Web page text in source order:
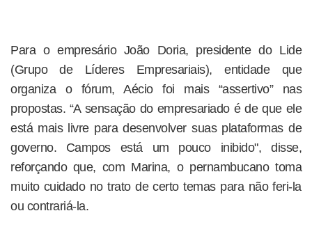
Para o empresário João Doria, presidente do Lide
(Grupo de Líderes Empresariais), entidade que
organiza o fórum, Aécio foi mais “assertivo” nas
propostas. “A sensação do empresariado é de que ele
está mais livre para desenvolver suas plataformas de
governo. Campos está um pouco inibido", disse,
reforçando que, com Marina, o pernambucano toma
muito cuidado no trato de certo temas para não feri-la
ou contrariá-la.